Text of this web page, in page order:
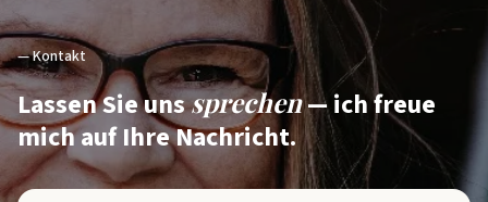
— Kontakt
Lassen Sie unssprechen— ich freue
mich auf Ihre Nachricht.